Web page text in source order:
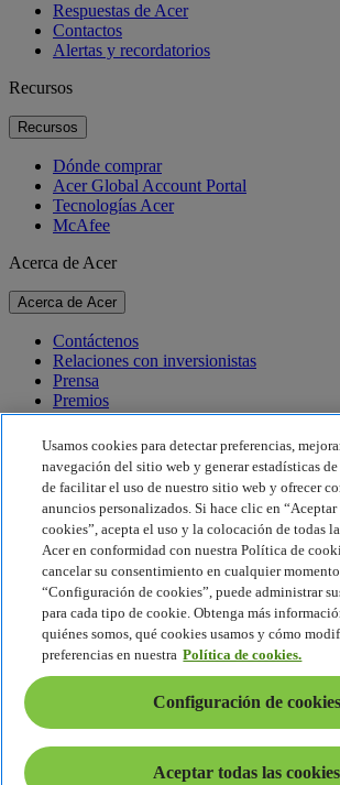
Respuestas de Acer
Contactos
Alertas y recordatorios
Recursos
Recursos
Dónde comprar
Acer Global Account Portal
Tecnologías Acer
McAfee
Acerca de Acer
Acerca de Acer
Contáctenos
Relaciones con inversionistas
Prensa
Premios
Eventos
Sostenibilidad
Sostenibilidad
Responsabilidad social corporativa
Huella de carbono del producto
Proyecto Humanity
Earthion
Política de privacidad
Política de cookies
Aviso legal
Información legal adicional
Política de accesibilidad
Configuración de cookies
América Latina - Español
Usamos cookies para detectar preferencias,
navegación del sitio web y generar estadísticas
de facilitar el uso de nuestro sitio web y ofrecer
anuncios personalizados. Si hace clic en “Aceptar
cookies”, acepta el uso y la colocación de todas
Acer en conformidad con nuestra Política de
cancelar su consentimiento en cualquier
“Configuración de cookies”, puede administrar
para cada tipo de cookie. Obtenga más
quiénes somos, qué cookies usamos y cómo
preferencias en nuestra Política de cookies.
Configuración de cookies
Aceptar todas las cookies